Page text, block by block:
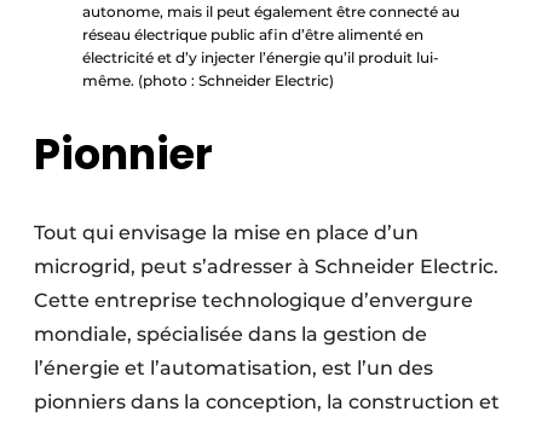
autonome, mais il peut également être connecté au
réseau électrique public afin d’être alimenté en
électricité et d’y injecter l’énergie qu’il produit lui-
même. (photo : Schneider Electric)
Pionnier
Tout qui envisage la mise en place d’un
microgrid, peut s’adresser à Schneider Electric.
Cette entreprise technologique d’envergure
mondiale, spécialisée dans la gestion de
l’énergie et l’automatisation, est l’un des
pionniers dans la conception, la construction et